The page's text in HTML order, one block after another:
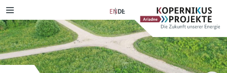
content
ENDE
MENU Ariadne
Kopernikus-
Projekt
Szenarien & Pfade
Verkehrswende
Transformation Tracker
NetZero
Ariadne-Anspruch
Bürgerdeliberation